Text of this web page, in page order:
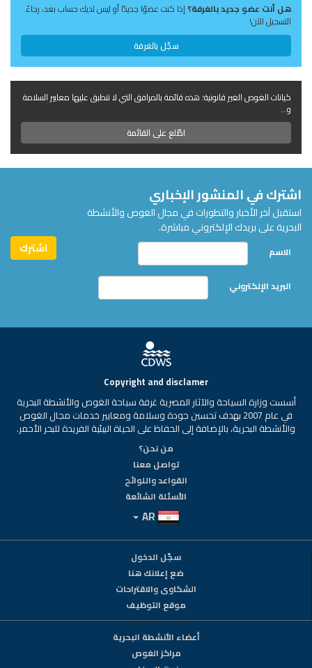
هل أنت عضو جديد بالغرفة؟إذا كنت عضوًا جديدًا أو ليس لديك حساب بعد، رجاءً
التسجيل الآن!
سجّل بالغرفة
كيانات الغوص الغير قانونية؛ هذه قائمة بالمرافق التي لا تنطبق عليها معايير السلامة
و...
اطّلع على القائمة
اشترك في المنشور الإخباري
استقبل آخر الأخبار والتطورات في مجال الغوص والأنشطة
البحرية على بريدك الإلكتروني مباشرة.
الاسم
البريد الإلكتروني
Copyright and disclamer
أسست وزارة السياحة والآثار المصرية غرفة سياحة الغوص والأنشطة البحرية
في عام 2007 بهدف تحسين جودة وسلامة ومعايير خدمات مجال الغوص
والأنشطة البحرية، بالإضافة إلى الحفاظ على الحياة البيئية الفريدة للبحر الأحمر.
من نحن؟
تواصل معنا
القواعد واللوائح
الأسئلة الشائعة
سجّل الدخول
ضع إعلانك هنا
الشكاوى والاقتراحات
موقع التوظيف
أعضاء الأنشطة البحرية
مراكز الغوص